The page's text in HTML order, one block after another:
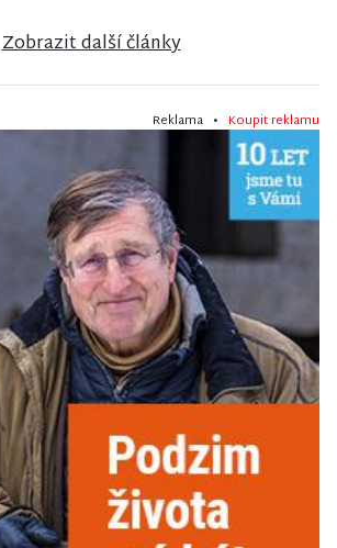
Zobrazit další články
Reklama • Koupit reklamu